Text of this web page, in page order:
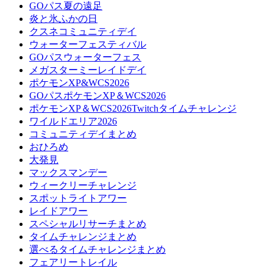
GOパス夏の遠足
炎と氷ふかの日
クスネコミュニティデイ
ウォーターフェスティバル
GOパスウォーターフェス
メガスターミーレイドデイ
ポケモンXP&WCS2026
GOパスポケモンXP＆WCS2026
ポケモンXP＆WCS2026Twitchタイムチャレンジ
ワイルドエリア2026
コミュニティデイまとめ
おひろめ
大発見
マックスマンデー
ウィークリーチャレンジ
スポットライトアワー
レイドアワー
スペシャルリサーチまとめ
タイムチャレンジまとめ
選べるタイムチャレンジまとめ
フェアリートレイル